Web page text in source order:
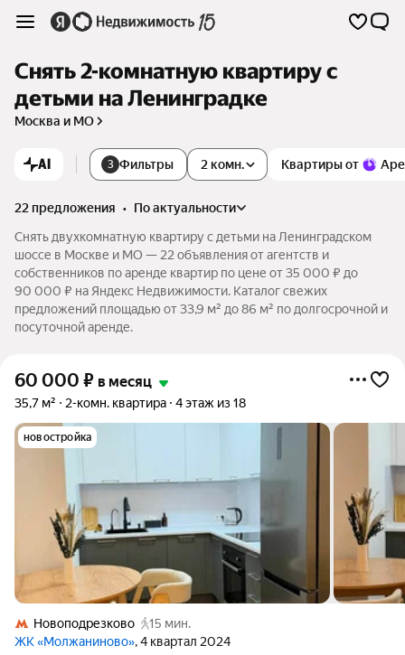
Снять 2-комнатную квартиру с
детьми на Ленинградке
Москва и МО
AI 3 Фильтры Квартиры от
2 комн.
22 предложения •
по актуальности
Снять двухкомнатную квартиру с детьми на Ленинградском
шоссе в Москве и МО — 22 объявления от агентств и
собственников по аренде квартир по цене от 35 000 ₽ до
90 000 ₽ на Яндекс Недвижимости. Каталог свежих
предложений площадью от 33,9 м² до 86 м² по долгосрочной и
посуточной аренде.
60 000 ₽ в месяц
35,7 м² 2-комн. квартира 4 этаж из 18
новостройка
Новоподрезково
15 мин.
ЖК «Молжаниново», 4 квартал 2024